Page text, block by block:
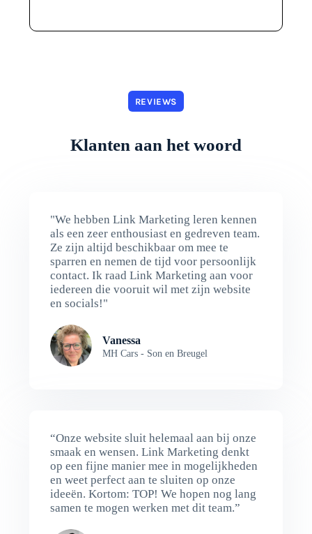
REVIEWS
Klanten aan het woord
"We hebben Link Marketing leren kennen
als een zeer enthousiast en gedreven team.
Ze zijn altijd beschikbaar om mee te
sparren en nemen de tijd voor persoonlijk
contact. Ik raad Link Marketing aan voor
iedereen die vooruit wil met zijn website
en socials!"
Vanessa
MH Cars - Son en Breugel
“Onze website sluit helemaal aan bij onze
smaak en wensen. Link Marketing denkt
op een fijne manier mee in mogelijkheden
en weet perfect aan te sluiten op onze
ideeën. Kortom: TOP! We hopen nog lang
samen te mogen werken met dit team.”